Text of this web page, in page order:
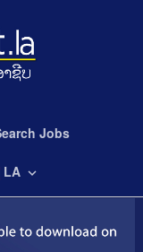
Jobs
LA keyboard_arrow_down